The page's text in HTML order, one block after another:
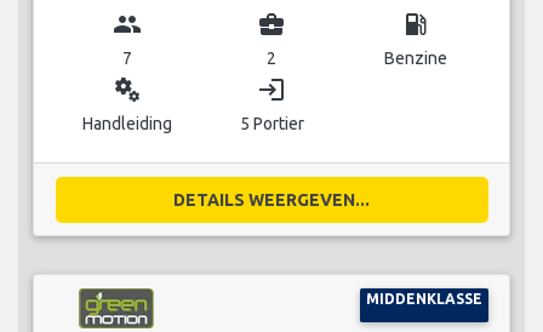
group
7
business_center
2
local_gas_station
Benzine
miscellaneous_services
Handleiding
login
5 Portier
DETAILS WEERGEVEN...
MIDDENKLASSE